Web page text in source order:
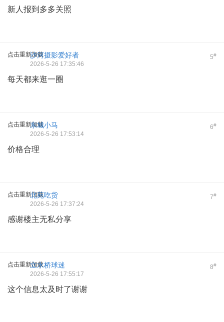
新人报到多多关照
点击重新加载 5#
沙河摄影爱好者
2026-5-26 17:35:46
每天都来逛一圈
点击重新加载 6#
东城小马
2026-5-26 17:53:14
价格合理
点击重新加载 7#
北苑吃货
2026-5-26 17:37:24
感谢楼主无私分享
点击重新加载 8#
立水桥球迷
2026-5-26 17:55:17
这个信息太及时了谢谢